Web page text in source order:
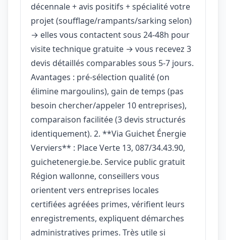
décennale + avis positifs + spécialité votre
projet (soufflage/rampants/sarking selon)
→ elles vous contactent sous 24-48h pour
visite technique gratuite → vous recevez 3
devis détaillés comparables sous 5-7 jours.
Avantages : pré-sélection qualité (on
élimine margoulins), gain de temps (pas
besoin chercher/appeler 10 entreprises),
comparaison facilitée (3 devis structurés
identiquement). 2. **Via Guichet Énergie
Verviers** : Place Verte 13, 087/34.43.90,
guichetenergie.be. Service public gratuit
Région wallonne, conseillers vous
orientent vers entreprises locales
certifiées agréées primes, vérifient leurs
enregistrements, expliquent démarches
administratives primes. Très utile si